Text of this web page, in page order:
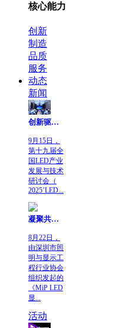
核心能力
创新
制造
品质
服务
动态
新闻
创新驱动 | GALAXY银河赋能LED全域应用新生态
9月15日，
第十九届全
国LED产业
发展与技术
研讨会（
2025’LED...
凝聚共识，引领未来！MiP LED显示技术等行业标准研讨会于GALAXY银河圆满举行
8月22日，
由深圳市照
明与显示工
程行业协会
组织发起的
《MiP LED
显...
活动